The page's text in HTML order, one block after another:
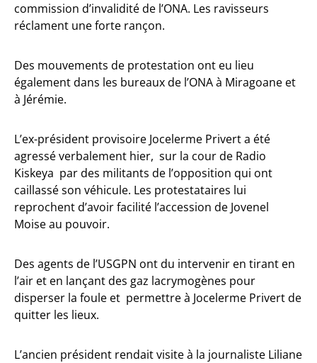
commission d’invalidité de l’ONA. Les ravisseurs
réclament une forte rançon.
Des mouvements de protestation ont eu lieu
également dans les bureaux de l’ONA à Miragoane et
à Jérémie.
L’ex-président provisoire Jocelerme Privert a été
agressé verbalement hier, sur la cour de Radio
Kiskeya par des militants de l’opposition qui ont
caillassé son véhicule. Les protestataires lui
reprochent d’avoir facilité l’accession de Jovenel
Moise au pouvoir.
Des agents de l’USGPN ont du intervenir en tirant en
l’air et en lançant des gaz lacrymogènes pour
disperser la foule et permettre à Jocelerme Privert de
quitter les lieux.
L’ancien président rendait visite à la journaliste Liliane